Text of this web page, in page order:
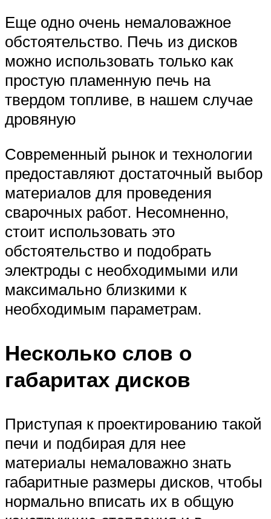
Еще одно очень немаловажное
обстоятельство. Печь из дисков
можно использовать только как
простую пламенную печь на
твердом топливе, в нашем случае
дровяную
Современный рынок и технологии
предоставляют достаточный выбор
материалов для проведения
сварочных работ. Несомненно,
стоит использовать это
обстоятельство и подобрать
электроды с необходимыми или
максимально близкими к
необходимым параметрам.
Несколько слов о
габаритах дисков
Приступая к проектированию такой
печи и подбирая для нее
материалы немаловажно знать
габаритные размеры дисков, чтобы
нормально вписать их в общую